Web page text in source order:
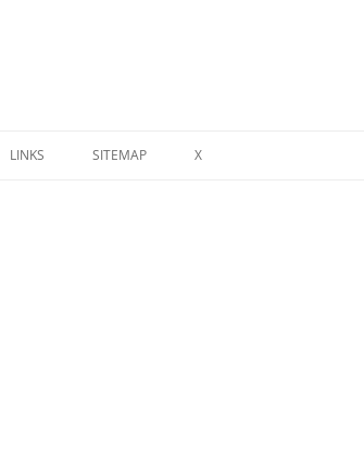
LINKS SITEMAP X